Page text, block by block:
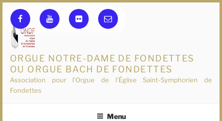
Aller
contenu
principal
ORGUE NOTRE-DAME DE FONDETTES
Association pour l’Orgue de l’Église Saint-Symphorien de
Fondettes
Menu
FacebookYouTubeflickr
E-
mail